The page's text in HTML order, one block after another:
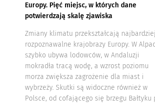
Europy. Pięć miejsc, w których dane
potwierdzają skalę zjawiska
Zmiany klimatu przekształcają najbardziej
rozpoznawalne krajobrazy Europy. W
szybko ubywa lodowców, w Andaluzji
mokradła tracą wodę, a wzrost poziomu
morza zwiększa zagrożenie dla miast i
wybrzeży. Skutki są widoczne również w
Polsce, od cofającego się brzegu Bałtyku